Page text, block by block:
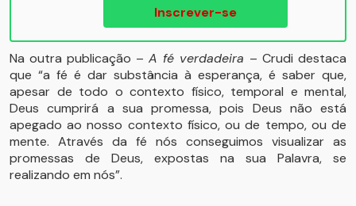
Inscrever-se
Na outra publicação – A fé verdadeira – Crudi destaca
que “a fé é dar substância à esperança, é saber que,
apesar de todo o contexto físico, temporal e mental,
Deus cumprirá a sua promessa, pois Deus não está
apegado ao nosso contexto físico, ou de tempo, ou de
mente. Através da fé nós conseguimos visualizar as
promessas de Deus, expostas na sua Palavra, se
realizando em nós”.